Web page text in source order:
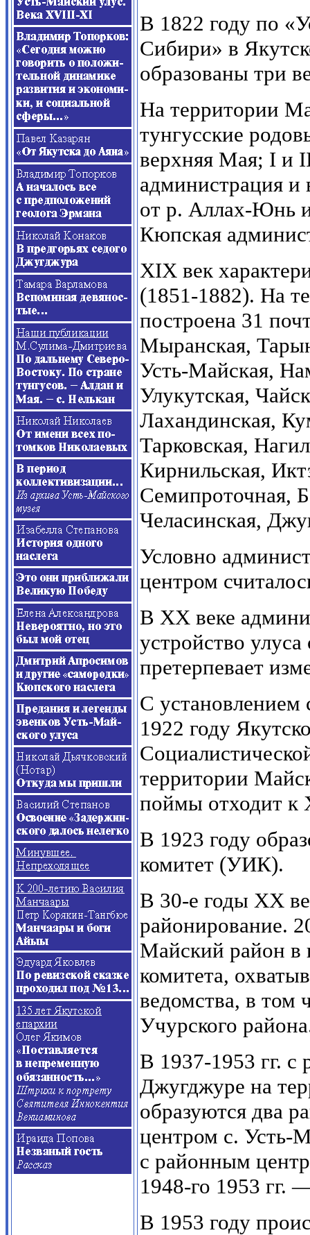
В 1822 году по
Сибири» в
образованы три
На территории
тунгусские
верхняя Мая; I и
администрация
от р. Аллах-Юнь
Кюпская
XIX век
(1851-1882). На
построена 31
Мыранская,
Усть-Майская,
Улукутская,
Лахандинская,
Тарковская,
Кирнильская,
Семипроточная,
Челасинская,
Условно
центром
В ХХ веке
устройство
претерпевает
С установлением
1922 году
территории
поймы отходит к
В 1923 году
комитет (УИК).
В 30-е годы XX
районирование.
Майский район в
комитета,
ведомства, в том
Учурского
В 1937-1953 гг. с
Джугджуре на
образуются два
центром с. Усть-
с районным
1948-го 1953 гг.
В 1953 году